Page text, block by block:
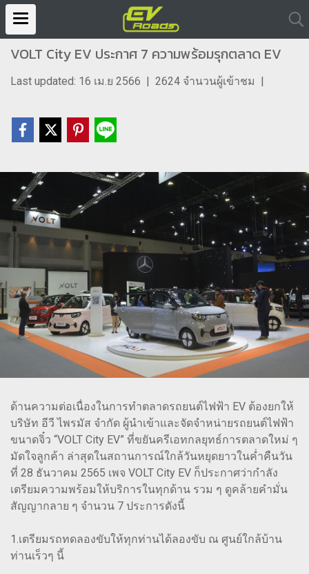
VOLT City EV ประกาศ 7 ความพร้อมรุกตลาด EV
Last updated: 16 เม.ย 2566 | 2624 จำนวนผู้เข้าชม |
ด้านความต่อเนื่องในการทำตลาดรถยนต์ไฟฟ้า EV ต้องยกให้
บริษัท อีวี ไพรมัส จำกัด ผู้นำเข้าและจัดจำหน่ายรถยนต์ไฟฟ้า
ขนาดจิ๋ว “VOLT City EV” ที่ขยันครีเอทกลยุทธ์การตลาดใหม่ ๆ
มัดใจลูกค้า ล่าสุดในสถานการณ์ใกล้วันหยุดยาวในค่ำคืนวัน
ที่ 28 ธันวาคม 2565 เพจ VOLT City EV ก็ประกาศว่ากำลัง
เตรียมความพร้อมให้บริการในทุกด้าน รวม ๆ ดูคล้ายคำมั่น
สัญญากลาย ๆ จำนวน 7 ประการดังนี้
1.เตรียมรถทดลองขับให้ทุกท่านได้ลองขับ ณ ศูนย์ใกล้บ้าน
ท่านเร็วๆ นี้